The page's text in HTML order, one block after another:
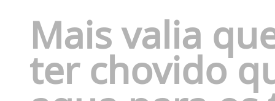
Mais valia
ter chovido